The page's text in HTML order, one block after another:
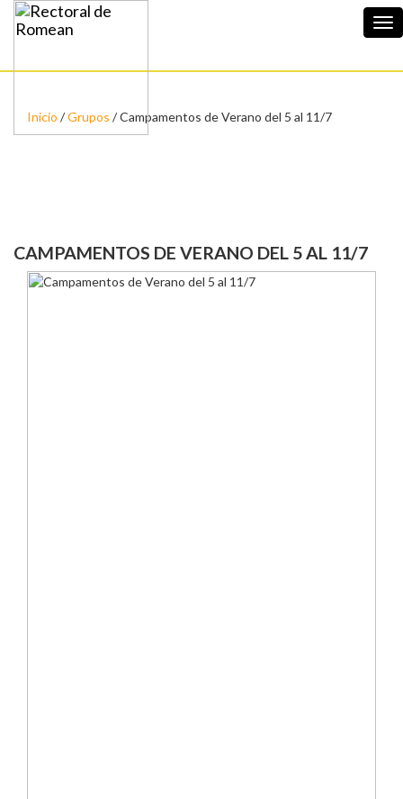
Inicio /Grupos / Campamentos de Verano del 5 al 11/7
CAMPAMENTOS DE VERANO DEL 5 AL 11/7